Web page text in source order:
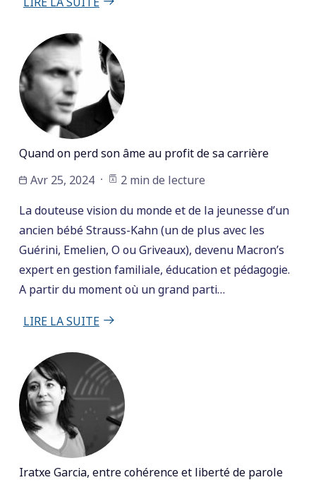
Quand on perd son âme au profit de sa carrière
Avr 25, 2024
2 min de lecture
La douteuse vision du monde et de la jeunesse d’un
ancien bébé Strauss-Kahn (un de plus avec les
Guérini, Emelien, O ou Griveaux), devenu Macron’s
expert en gestion familiale, éducation et pédagogie.
A partir du moment où un grand parti…
LIRE LA SUITE
Iratxe Garcia, entre cohérence et liberté de parole